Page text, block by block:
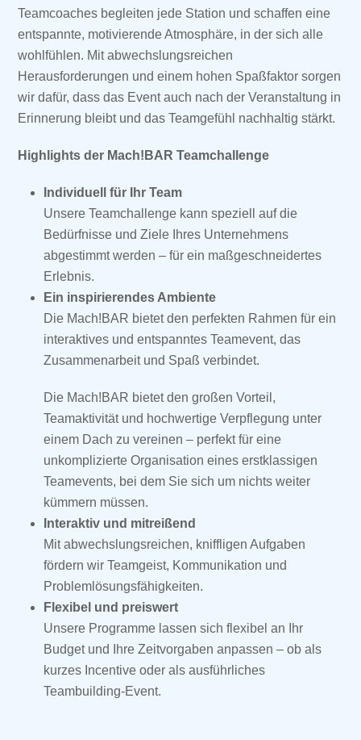
Teamcoaches begleiten jede Station und schaffen eine
entspannte, motivierende Atmosphäre, in der sich alle
wohlfühlen. Mit abwechslungsreichen
Herausforderungen und einem hohen Spaßfaktor sorgen
wir dafür, dass das Event auch nach der Veranstaltung in
Erinnerung bleibt und das Teamgefühl nachhaltig stärkt.
Highlights der Mach!BAR Teamchallenge
Individuell für Ihr Team
Unsere Teamchallenge kann speziell auf die
Bedürfnisse und Ziele Ihres Unternehmens
abgestimmt werden – für ein maßgeschneidertes
Erlebnis.
Ein inspirierendes Ambiente
Die Mach!BAR bietet den perfekten Rahmen für ein
interaktives und entspanntes Teamevent, das
Zusammenarbeit und Spaß verbindet.
Die Mach!BAR bietet den großen Vorteil,
Teamaktivität und hochwertige Verpflegung unter
einem Dach zu vereinen – perfekt für eine
unkomplizierte Organisation eines erstklassigen
Teamevents, bei dem Sie sich um nichts weiter
kümmern müssen.
Interaktiv und mitreißend
Mit abwechslungsreichen, kniffligen Aufgaben
fördern wir Teamgeist, Kommunikation und
Problemlösungsfähigkeiten.
Flexibel und preiswert
Unsere Programme lassen sich flexibel an Ihr
Budget und Ihre Zeitvorgaben anpassen – ob als
kurzes Incentive oder als ausführliches
Teambuilding-Event.